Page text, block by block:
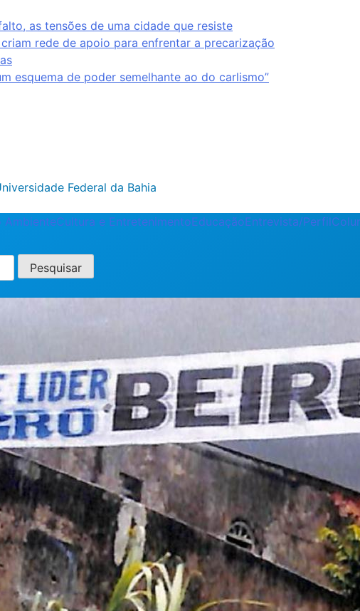
as tensões de uma cidade que resiste
rede de apoio para enfrentar a precarização
esquema de poder semelhante ao do carlismo”
Federal da Bahia
AmbienteCultura e EntretenimentoEducaçãoEntrevista/Perfil